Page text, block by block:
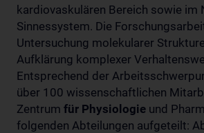
kardiovaskulären Bereich sowie im
Sinnessystem. Die
Untersuchung molekularer
Aufklärung komplexer
Entsprechend der
über 100 wissenschaftlichen
Zentrum für Physiologie und
folgenden Abteilungen aufgeteilt: